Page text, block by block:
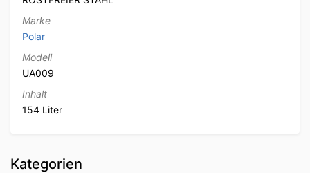
Marke
Polar
Modell
UA009
Inhalt
154 Liter
Kategorien